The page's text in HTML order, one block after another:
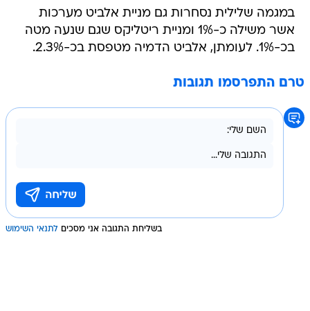
במגמה שלילית נסחרות גם מניית אלביט מערכות
אשר משילה כ-1% ומניית ריטליקס שגם שנעה מטה
בכ-1%. לעומתן, אלביט הדמיה מטפסת בכ-2.3%.
טרם התפרסמו תגובות
בשליחת התגובה אני מסכים לתנאי השימוש